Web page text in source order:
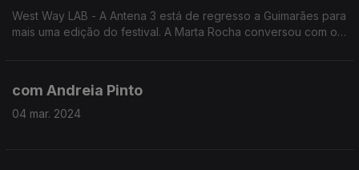
West Way LAB - A Antena 3 está de regresso a Guimarães para
mais uma edição do festival. A Marta Rocha conversou com o
com Andreia Pinto
04 mar. 2024